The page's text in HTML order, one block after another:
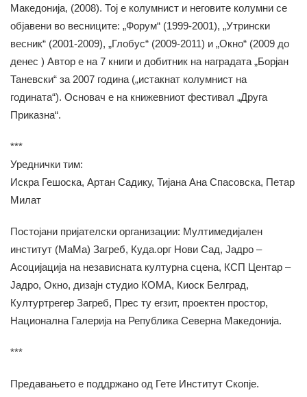
Македонија, (2008). Тој е колумнист и неговите колумни се
објавени во весниците: „Форум“ (1999-2001), „Утрински
весник“ (2001-2009), „Глобус“ (2009-2011) и „Окно“ (2009 до
денес ) Автор е на 7 книги и добитник на наградата „Борјан
Таневски“ за 2007 година („истакнат колумнист на
годината“). Основач е на книжевниот фестивал „Друга
Приказна“.
***
Уреднички тим:
Искра Гешоска, Артан Садику, Тијана Ана Спасовска, Петар
Милат
Постојани пријателски организации: Мултимедијален
институт (МаМа) Загреб, Куда.орг Нови Сад, Јадро –
Асоцијација на независната културна сцена, КСП Центар –
Јадро, Окно, дизајн студио КОМА, Киоск Белград,
Културтрегер Загреб, Прес ту егзит, проектен простор,
Национална Галерија на Република Северна Македонија.
***
Предавањето е поддржано од Гете Институт Скопје.